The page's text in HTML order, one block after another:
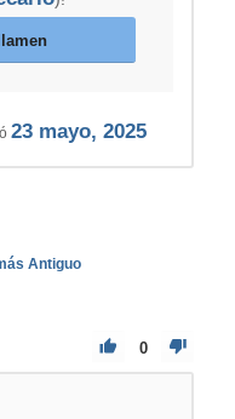
23 mayo, 2025
Antiguo
0